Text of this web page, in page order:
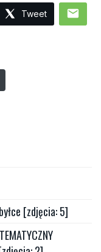
Tweet mail
[zdjęcia: 5]